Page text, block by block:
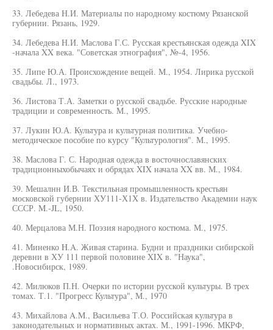
33. Лебедева Н.И. Материалы по народному костюму Рязанской
губернии. Рязань, 1929.
34. Лебедева Н.И. Маслова Г.С. Русская крестьянская одежда XIX
-начала XX века. "Советская этнография", №-4, 1956.
35. Липе Ю.А. Происхождение вещей. М., 1954. Лирика русской
свадьбы. Л., 1973.
36. Листова Т.А. Заметки о русской свадьбе. Русские народные
традиции и современность. М., 1995.
37. Лукин Ю.А. Культура и культурная политика. Учебно-
методическое пособие по курсу "Культурология". М., 1995.
38. Маслова Г. С. Народная одежда в восточнославянских
традиционныхобычаях и обрядах XIX начала XX вв. М., 1984.
39. Мешалнн И.В. Текстильная промышленность крестьян
московской губернии ХУ111-Х1Х в. Издательство Академии наук
СССР. M.-JL, 1950.
40. Мерцалова М.Н. Поэзия народного костюма. М., 1975.
41. Миненко H.A. Живая старина. Будни и праздники сибирской
деревни в ХУ 111 первой половине XIX в. "Наука",
.Новосибирск, 1989.
42. Милюков П.Н. Очерки по истории русской культуры. В трех
томах. Т.1. "Прогресс Культура", М., 1970
43. Михайлова A.M., Васильева Т.О. Российская культура в
законодательных и нормативных актах. М., 1991-1996. МКРФ,